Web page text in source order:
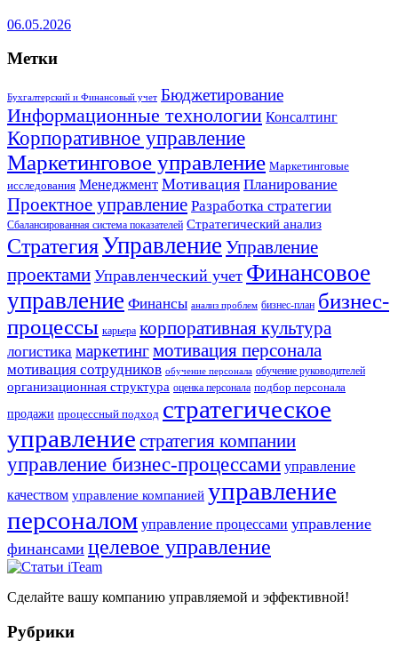
06.05.2026
Метки
Бухгалтерский и Финансовый учет Бюджетирование
Информационные технологии Консалтинг
Корпоративное управление
Маркетинговое управление Маркетинговые
исследования Менеджмент Мотивация Планирование
Проектное управление Разработка стратегии
Сбалансированная система показателей Стратегический анализ
СтратегияУправление Управление
проектами Управленческий учет Финансовое
управление Финансы анализ проблем бизнес-план бизнес-
процессы карьера корпоративная культура
логистика маркетингмотивация персонала
мотивация сотрудников обучение персонала обучение руководителей
организационная структура оценка персонала подбор персонала
продажи процессный подход стратегическое
управление стратегия компании
управление бизнес-процессами управление
качеством управление компанией управление
персоналом управление процессами управление
финансами целевое управление
Сделайте вашу компанию управляемой и эффективной!
Рубрики